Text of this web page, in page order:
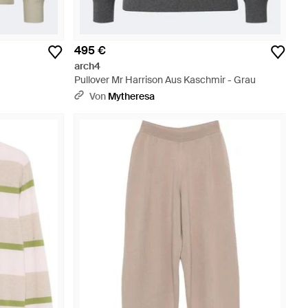
495 €
arch4
Pullover Mr Harrison Aus Kaschmir - Grau
Von Mytheresa